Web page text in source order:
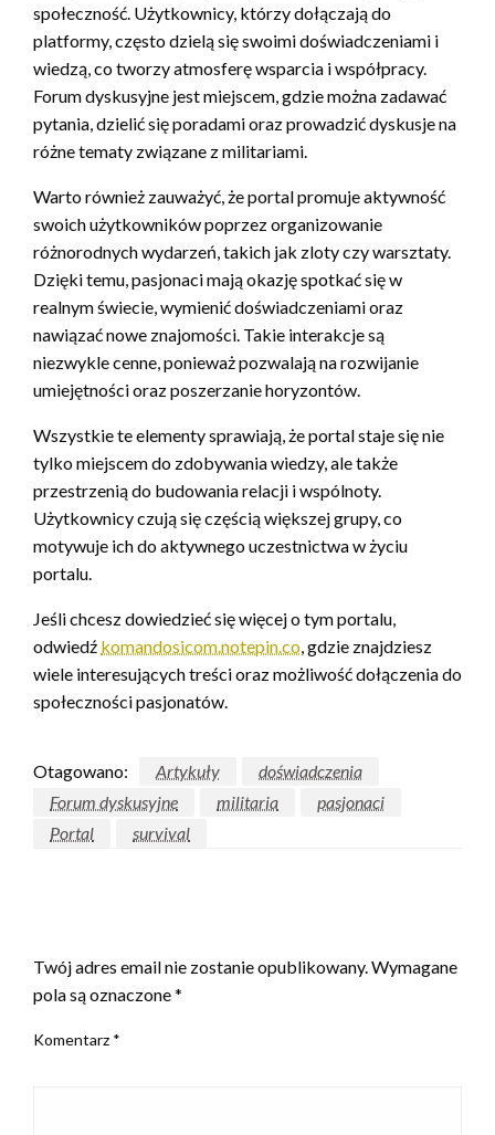
społeczność. Użytkownicy, którzy dołączają do
platformy, często dzielą się swoimi doświadczeniami i
wiedzą, co tworzy atmosferę wsparcia i współpracy.
Forum dyskusyjne jest miejscem, gdzie można zadawać
pytania, dzielić się poradami oraz prowadzić dyskusje na
różne tematy związane z militariami.
Warto również zauważyć, że portal promuje aktywność
swoich użytkowników poprzez organizowanie
różnorodnych wydarzeń, takich jak zloty czy warsztaty.
Dzięki temu, pasjonaci mają okazję spotkać się w
realnym świecie, wymienić doświadczeniami oraz
nawiązać nowe znajomości. Takie interakcje są
niezwykle cenne, ponieważ pozwalają na rozwijanie
umiejętności oraz poszerzanie horyzontów.
Wszystkie te elementy sprawiają, że portal staje się nie
tylko miejscem do zdobywania wiedzy, ale także
przestrzenią do budowania relacji i wspólnoty.
Użytkownicy czują się częścią większej grupy, co
motywuje ich do aktywnego uczestnictwa w życiu
portalu.
Jeśli chcesz dowiedzieć się więcej o tym portalu,
odwiedź komandosicom.notepin.co, gdzie znajdziesz
wiele interesujących treści oraz możliwość dołączenia do
społeczności pasjonatów.
Otagowano: Artykuły
doświadczenia
Forum dyskusyjne
militaria
pasjonaci
Portal
survival
Twój adres email nie zostanie opublikowany.Wymagane
pola są oznaczone*
Komentarz *